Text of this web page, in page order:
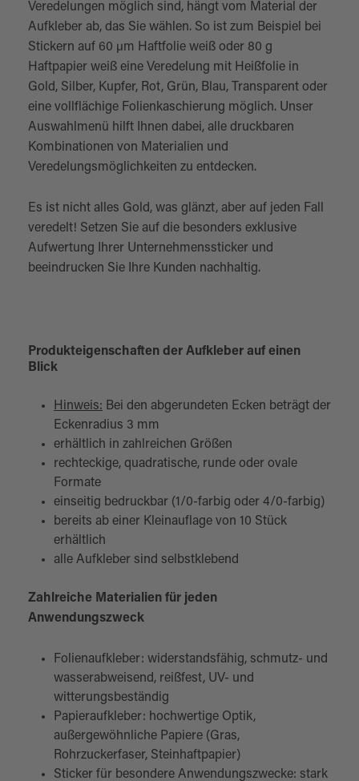
Veredelungen möglich sind, hängt vom Material der
Aufkleber ab, das Sie wählen. So ist zum Beispiel bei
Stickern auf 60 µm Haftfolie weiß oder 80 g
Haftpapier weiß eine Veredelung mit Heißfolie in
Gold, Silber, Kupfer, Rot, Grün, Blau, Transparent oder
eine vollflächige Folienkaschierung möglich. Unser
Auswahlmenü hilft Ihnen dabei, alle druckbaren
Kombinationen von Materialien und
Veredelungsmöglichkeiten zu entdecken.
Es ist nicht alles Gold, was glänzt, aber auf jeden Fall
veredelt! Setzen Sie auf die besonders exklusive
Aufwertung Ihrer Unternehmenssticker und
beeindrucken Sie Ihre Kunden nachhaltig.
Produkteigenschaften der Aufkleber auf einen
Blick
Hinweis: Bei den abgerundeten Ecken beträgt der
Eckenradius 3 mm
erhältlich in zahlreichen Größen
rechteckige, quadratische, runde oder ovale
Formate
einseitig bedruckbar (1/0-farbig oder 4/0-farbig)
bereits ab einer Kleinauflage von 10 Stück
erhältlich
alle Aufkleber sind selbstklebend
Zahlreiche Materialien für jeden
Anwendungszweck
Folienaufkleber: widerstandsfähig, schmutz- und
wasserabweisend, reißfest, UV- und
witterungsbeständig
Papieraufkleber: hochwertige Optik,
außergewöhnliche Papiere (Gras,
Rohrzuckerfaser, Steinhaftpapier)
Sticker für besondere Anwendungszwecke: stark